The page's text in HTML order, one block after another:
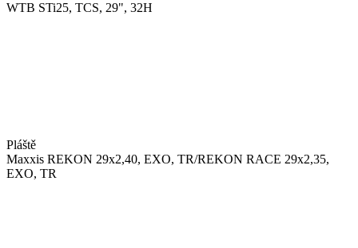
WTB STi25, TCS, 29", 32H
Pláště
Maxxis REKON 29x2,40, EXO, TR/REKON RACE 29x2,35,
EXO, TR